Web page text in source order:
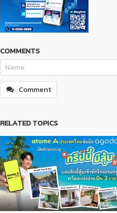
COMMENTS
Comment
RELATED TOPICS